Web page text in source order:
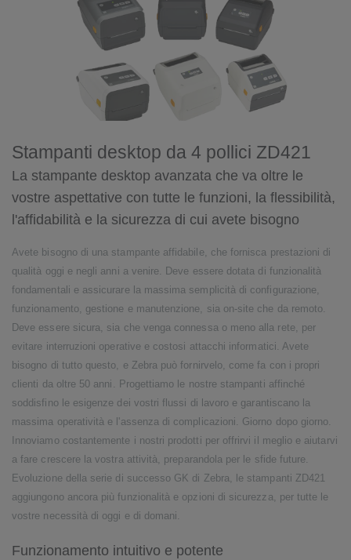
Stampanti desktop da 4 pollici ZD421
La stampante desktop avanzata che va oltre le
vostre aspettative con tutte le funzioni, la flessibilità,
l'affidabilità e la sicurezza di cui avete bisogno
Avete bisogno di una stampante affidabile, che fornisca prestazioni di
qualità oggi e negli anni a venire. Deve essere dotata di funzionalità
fondamentali e assicurare la massima semplicità di configurazione,
funzionamento, gestione e manutenzione, sia on-site che da remoto.
Deve essere sicura, sia che venga connessa o meno alla rete, per
evitare interruzioni operative e costosi attacchi informatici. Avete
bisogno di tutto questo, e Zebra può fornirvelo, come fa con i propri
clienti da oltre 50 anni. Progettiamo le nostre stampanti affinché
soddisfino le esigenze dei vostri flussi di lavoro e garantiscano la
massima operatività e l'assenza di complicazioni. Giorno dopo giorno.
Innoviamo costantemente i nostri prodotti per offrirvi il meglio e aiutarvi
a fare crescere la vostra attività, preparandola per le sfide future.
Evoluzione della serie di successo GK di Zebra, le stampanti ZD421
aggiungono ancora più funzionalità e opzioni di sicurezza, per tutte le
vostre necessità di oggi e di domani.
Funzionamento intuitivo e potente